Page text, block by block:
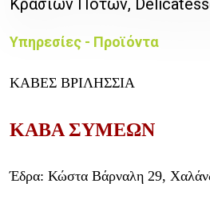
Υπηρεσίες - Προϊόντα
ΚΑΒΕΣ ΒΡΙΛΗΣΣΙΑ
ΚΑΒΑ ΣΥΜΕΩΝ
Έδρα: Κώστα Βάρναλη 29,